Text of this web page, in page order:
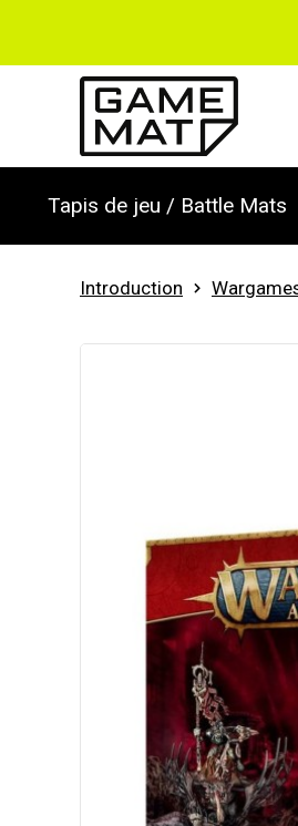
Tapis de jeu / Battle Mats
Introduction